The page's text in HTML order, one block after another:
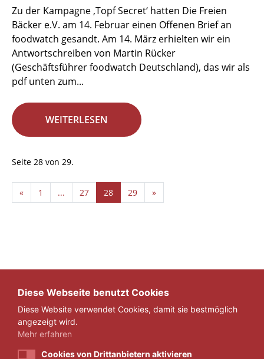
Zu der Kampagne ‚Topf Secret‘ hatten Die Freien
Bäcker e.V. am 14. Februar einen Offenen Brief an
foodwatch gesandt. Am 14. März erhielten wir ein
Antwortschreiben von Martin Rücker
(Geschäftsführer foodwatch Deutschland), das wir als
pdf unten zum...
WEITERLESEN
Seite 28 von 29.
« 1 ... 27 28 29 »
Diese Webseite benutzt Cookies
Diese Website verwendet Cookies, damit sie bestmöglich
angezeigt wird.
Mehr erfahren
Cookies von Drittanbietern aktivieren